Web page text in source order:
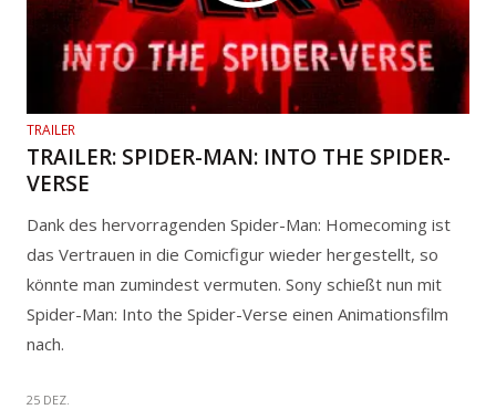
TRAILER
TRAILER: SPIDER-MAN: INTO THE SPIDER-
VERSE
Dank des hervorragenden Spider-Man: Homecoming ist
das Vertrauen in die Comicfigur wieder hergestellt, so
könnte man zumindest vermuten. Sony schießt nun mit
Spider-Man: Into the Spider-Verse einen Animationsfilm
nach.
25 DEZ.